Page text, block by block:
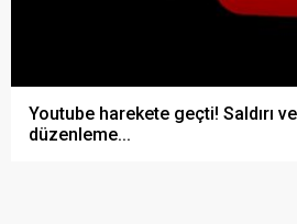
Youtube harekete geçti! Saldırı
düzenleme...